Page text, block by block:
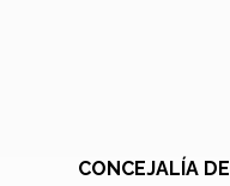
CONCEJALÍA DE